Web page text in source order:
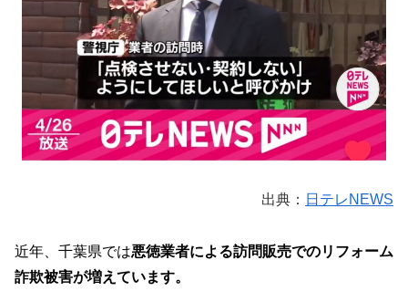
出典： 日テレNEWS
近年、千葉県では悪徳業者による訪問販売でのリフォーム
詐欺被害が増えています。